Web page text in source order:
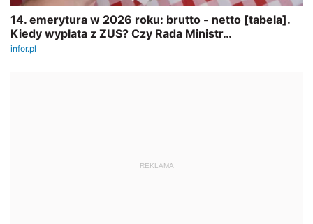
REKLAMA